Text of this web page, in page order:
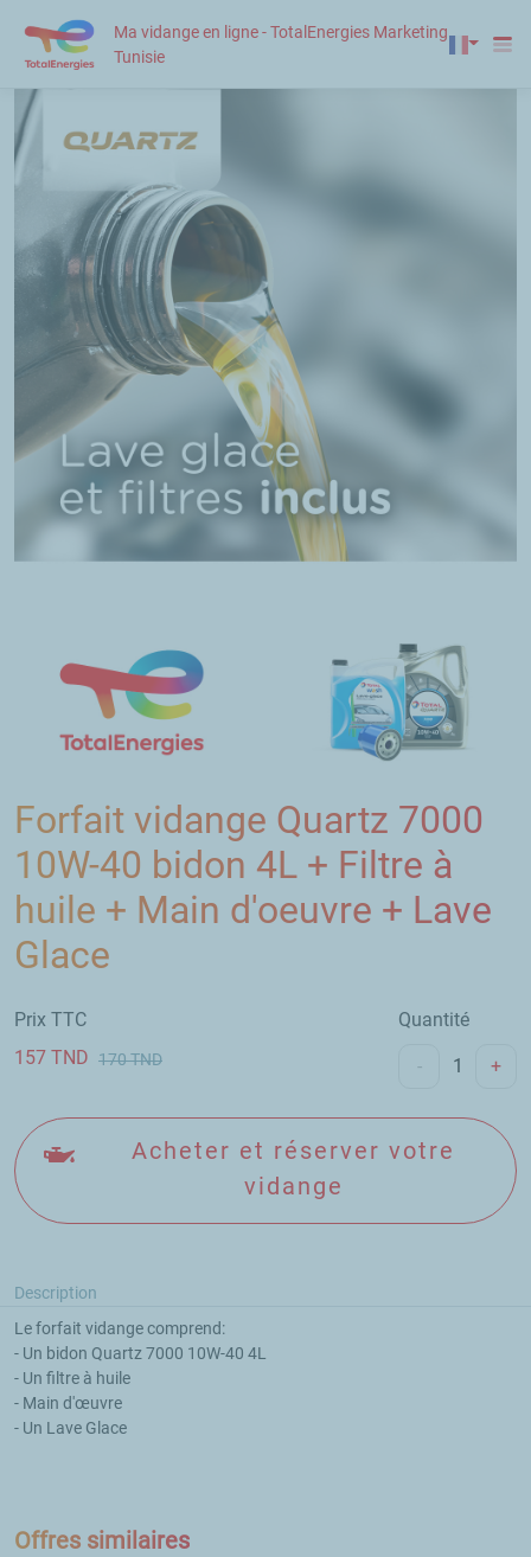
Ma vidange en ligne - TotalEnergies Marketing
Tunisie
Forfait vidange Quartz 7000
10W-40 bidon 4L + Filtre à
huile + Main d'oeuvre + Lave
Glace
Prix TTC
157 TND 170TND
Quantité
- +
Acheter et réserver votre
vidange
Description
Le forfait vidange comprend:
- Un bidon Quartz 7000 10W-40 4L
- Un filtre à huile
- Main d'œuvre
- Un Lave Glace
Offres similaires